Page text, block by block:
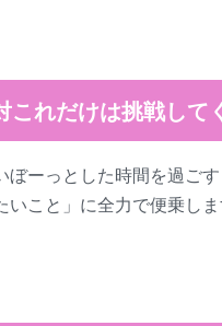
これだけは挑戦して
ぼーっとした時間を過ごす
いこと」に全力で便乗し